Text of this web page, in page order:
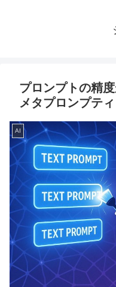
プロンプトの精
メタプロンプテ
AI